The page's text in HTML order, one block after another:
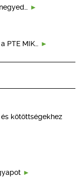
PTE MIK…
kötöttségekhez